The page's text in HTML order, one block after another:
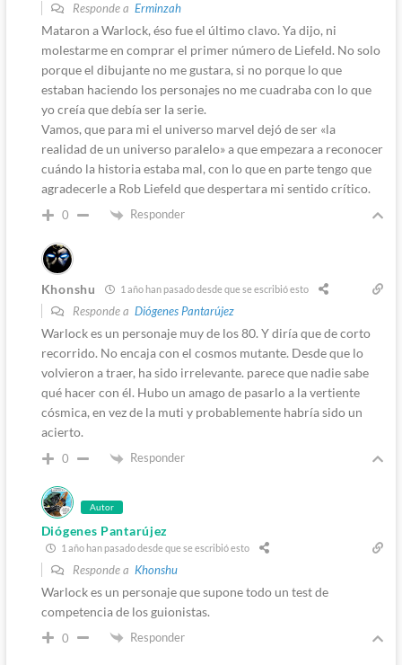
Responde a Erminzah
Mataron a Warlock, éso fue el último clavo. Ya dijo, ni
molestarme en comprar el primer número de Liefeld. No solo
porque el dibujante no me gustara, si no porque lo que
estaban haciendo los personajes no me cuadraba con lo que
yo creía que debía ser la serie.
Vamos, que para mi el universo marvel dejó de ser «la
realidad de un universo paralelo» a que empezara a reconocer
cuándo la historia estaba mal, con lo que en parte tengo que
agradecerle a Rob Liefeld que despertara mi sentido crítico.
0 Responder
Khonshu 1 año han pasado desde que se escribió esto
Responde a Diógenes Pantarújez
Warlock es un personaje muy de los 80. Y diría que de corto
recorrido. No encaja con el cosmos mutante. Desde que lo
volvieron a traer, ha sido irrelevante. parece que nadie sabe
qué hacer con él. Hubo un amago de pasarlo a la vertiente
cósmica, en vez de la muti y probablemente habría sido un
acierto.
0 Responder
Autor
Diógenes Pantarújez
1 año han pasado desde que se escribió esto
Responde a Khonshu
Warlock es un personaje que supone todo un test de
competencia de los guionistas.
0 Responder